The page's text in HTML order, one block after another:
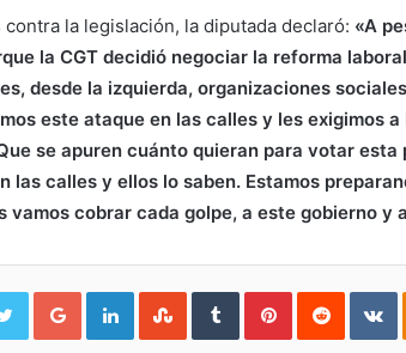
la legislación, la diputada declaró: «A
la CGT decidió negociar la reforma
desde la izquierda, organizaciones
este ataque en las calles y les exigimos
se apuren cuánto quieran para votar
las calles y ellos lo saben. Estamos
vamos cobrar cada golpe, a este gobierno y
TwitterGoogle+LinkedInStumbleUpon
TumblrPinterestReddit